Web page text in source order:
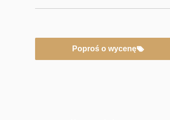
Poproś o wycenę